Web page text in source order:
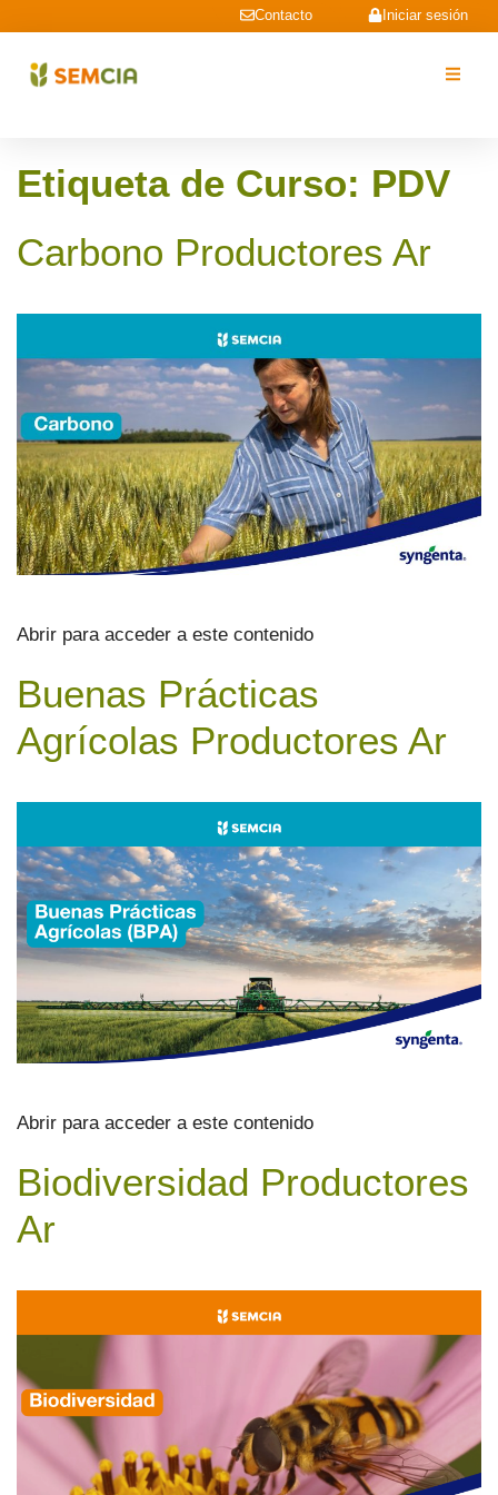
Iniciar sesión
Contacto
Etiqueta de Curso: PDV
Carbono Productores Ar
Abrir para acceder a este contenido
Buenas Prácticas
Agrícolas Productores Ar
Abrir para acceder a este contenido
Biodiversidad Productores
Ar